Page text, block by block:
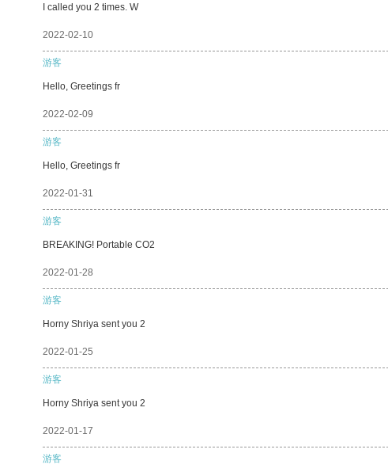
I called you 2 times. W
2022-02-10
游客
Hello, Greetings fr
2022-02-09
游客
Hello, Greetings fr
2022-01-31
游客
BREAKING! Portable CO2
2022-01-28
游客
Horny Shriya sent you 2
2022-01-25
游客
Horny Shriya sent you 2
2022-01-17
游客